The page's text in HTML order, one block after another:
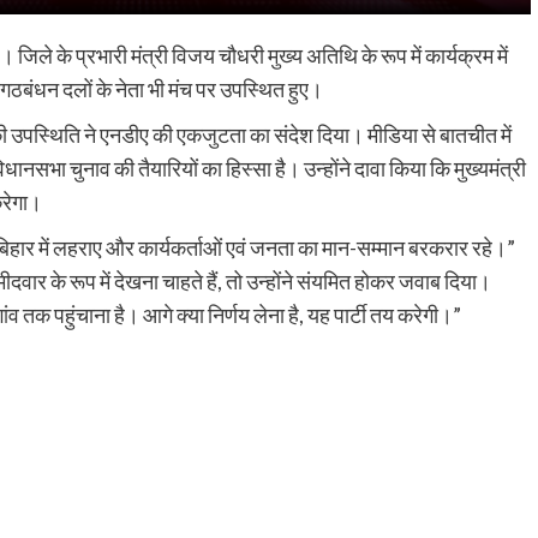
जिले के प्रभारी मंत्री विजय चौधरी मुख्य अतिथि के रूप में कार्यक्रम में
दलों के नेता भी मंच पर उपस्थित हुए।
उपस्थिति ने एनडीए की एकजुटता का संदेश दिया। मीडिया से बातचीत में
चुनाव की तैयारियों का हिस्सा है। उन्होंने दावा किया कि मुख्यमंत्री
में लहराए और कार्यकर्ताओं एवं जनता का मान-सम्मान बरकरार रहे।”
के रूप में देखना चाहते हैं, तो उन्होंने संयमित होकर जवाब दिया।
तक पहुंचाना है। आगे क्या निर्णय लेना है, यह पार्टी तय करेगी।”